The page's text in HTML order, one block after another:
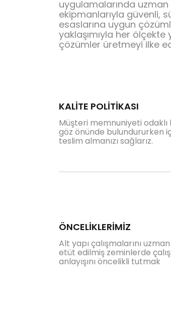
uygulamalarında
ekipmanlarıyla güvenli,
esaslarına uygun
yaklaşımıyla her
çözümler üretmeyi ilke
KALİTE POLİTİKASI
Müşteri memnuniyeti odaklı
göz önünde bulundururken
teslim almanızı sağlarız.
ÖNCELİKLERİMİZ
Alt yapı çalışmalarını
etüt edilmiş zeminlerde
anlayışını öncelikli tutmak